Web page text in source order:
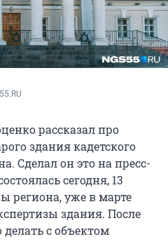
рассказал про
здания кадетского
Сделал он это на пресс-
сегодня, 13
региона, уже в марте
здания. После
делать с объектом